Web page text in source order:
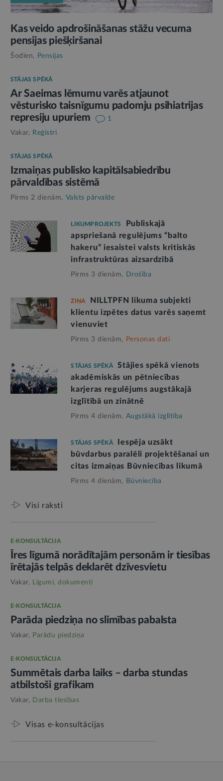
Kas veido apdrošināšanas stāžu vecuma
pensijas piešķiršanai
Šodien, Pensijas
STĀJAS SPĒKĀ
Ar Saeimas lēmumu varēs atjaunot
vēsturisko taisnīgumu padomju psihiatrijas
represiju upuriem
1
Vakar, Reģistri
STĀJAS SPĒKĀ
Izmaiņas publisko kapitālsabiedrību
pārvaldības sistēmā
Pirms 2 dienām, Valsts pārvalde
LIKUMPROJEKTS
Publiskajā
apspriešanā regulējums “balto
hakeru” iesaistei valsts kritiskās
infrastruktūras aizsardzībā
Pirms 3 dienām, Drošība
ZIŅA
NILLTPFN likuma subjekti
klientu izpētes datus varēs saņemt
vienuviet
Pirms 3 dienām, Personas dati
STĀJAS SPĒKĀ
Stājies spēkā vienots
akadēmiskās un pētniecības
karjeras regulējums augstākajā
izglītībā un zinātnē
Pirms 4 dienām, Augstākā izglītība
STĀJAS SPĒKĀ
Iespēja uzsākt
būvdarbus paralēli projektēšanai un
citas izmaiņas Būvniecības likumā
Pirms 4 dienām, Būvniecība
Visi raksti
E-KONSULTĀCIJA
Īres līgumā norādītajām personām ir tiesības
īrētajās telpās deklarēt dzīvesvietu
Vakar, Līgumi, dokumenti
E-KONSULTĀCIJA
Parāda piedziņa no slimības pabalsta
Vakar, Parādu piedziņa
E-KONSULTĀCIJA
Summētais darba laiks – darba stundas
atbilstoši grafikam
Vakar, Darba tiesības
Visas e-konsultācijas